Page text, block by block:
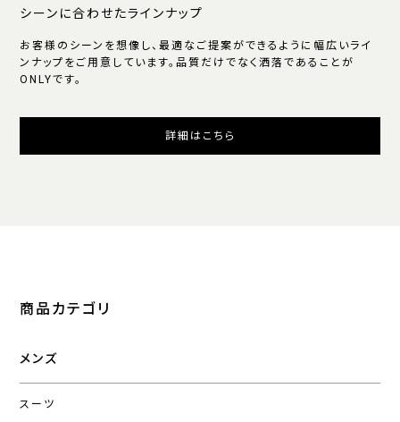
シーンに合わせたラインナップ
お客様のシーンを想像し、最適なご提案ができるように幅広いライ
ンナップをご用意しています。品質だけでなく洒落であることが
ONLYです。
詳細はこちら
商品カテゴリ
メンズ
スーツ